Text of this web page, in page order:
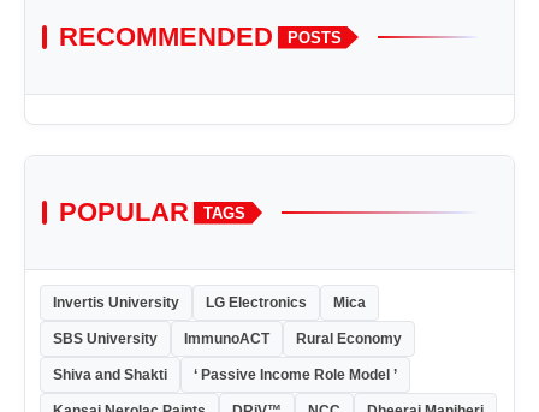
RECOMMENDED POSTS
POPULAR TAGS
Invertis University LG Electronics Mica
SBS University ImmunoACT Rural Economy
Shiva and Shakti ‘ Passive Income Role Model ’